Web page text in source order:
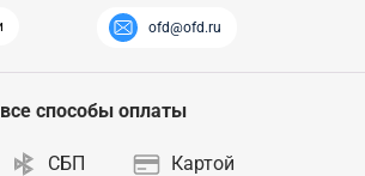
ofd@ofd.ru
способы оплаты
СБП Картой